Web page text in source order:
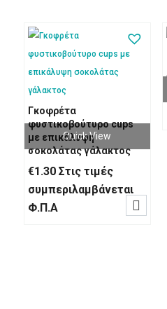
Γκοφρέτα
φυστικοβούτυρο cups
με επικάλυψη
σοκολάτας γάλακτος
€1.30 Στις τιμές
συμπεριλαμβάνεται
Φ.Π.Α
Quick View
